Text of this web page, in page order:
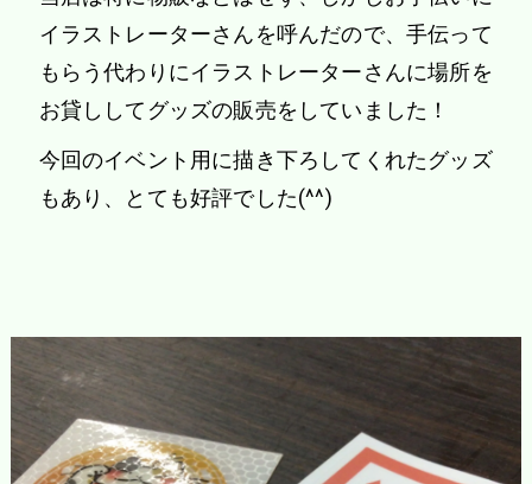
イラストレーターさんを呼んだので、手伝って
もらう代わりにイラストレーターさんに場所を
お貸ししてグッズの販売をしていました！
今回のイベント用に描き下ろしてくれたグッズ
もあり、とても好評でした(^^)